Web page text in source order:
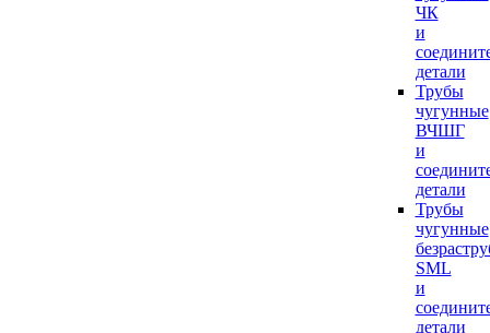
ЧК
и
детали
Трубы
чугунные
ВЧШГ
и
детали
Трубы
чугунные
SML
и
детали